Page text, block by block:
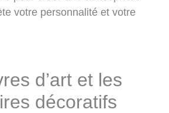
votre personnalité et votre
d’art et les
décoratifs